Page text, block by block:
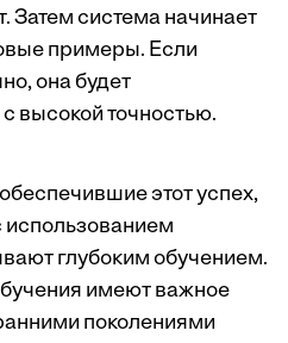
Затем система начинает
примеры. Если
она будет
высокой точностью.
этот успех,
использованием
глубоким обучением.
имеют важное
поколениями